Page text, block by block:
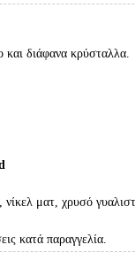
διάφανα κρύσταλλα.
νίκελ ματ, χρυσό
κατά παραγγελία.